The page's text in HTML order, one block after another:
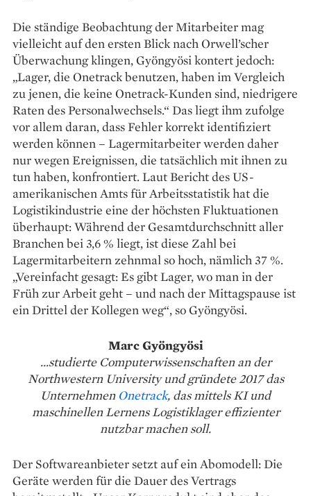
Die ständige Beobachtung der Mitarbeiter mag
vielleicht auf den ersten Blick nach Orwell’scher
Überwachung klingen, Gyöngyösi kontert jedoch:
„Lager, die Onetrack benutzen, haben im Vergleich
zu jenen, die keine Onetrack-Kunden sind, niedrigere
Raten des Personal­wechsels.“ Das liegt ihm zufolge
vor allem da­ran, dass Fehler korrekt identifiziert
werden können – ­Lagermitarbeiter werden daher
nur wegen Ereignissen, die tatsächlich mit ihnen zu
tun haben, konfrontiert. Laut Bericht des US-
amerikanischen ­Amts für Arbeitsstatistik hat die
Logistik­industrie eine der höchsten Fluktuationen
überhaupt: Während der Gesamtdurchschnitt ­aller
Branchen bei 3,6 % liegt, ist diese Zahl bei
Lagermitarbeitern zehnmal so hoch, nämlich 37 %.
„Vereinfacht ­gesagt: Es gibt Lager, wo man in der
Früh zur Arbeit geht – und nach der Mittags­pause ist
ein Drittel der ­Kollegen weg“, so Gyöngyösi.
Marc Gyöngyösi
...studierte Computerwissenschaften an der
Northwestern University und gründete 2017 das
Unternehmen Onetrack, das mittels KI und
maschinellen Lernens Logistiklager effizienter
nutzbar machen soll.
Der Softwareanbieter setzt auf ein Abomodell: Die
Geräte werden für die Dauer des Vertrags